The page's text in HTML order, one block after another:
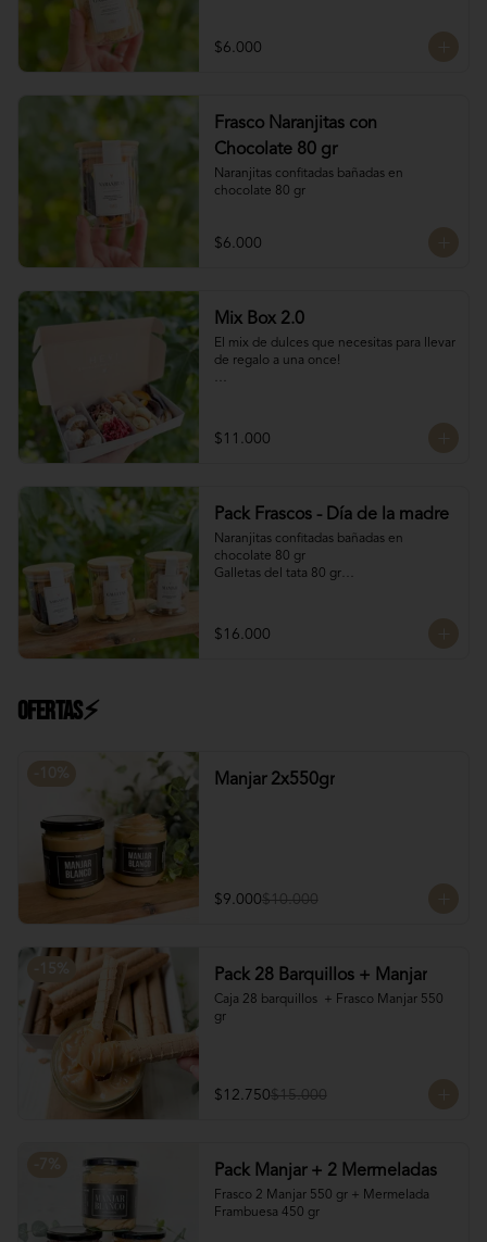
$6.000
Frasco Naranjitas con
Chocolate 80 gr
Naranjitas confitadas bañadas en
chocolate 80 gr
$6.000
Mix Box 2.0
El mix de dulces que necesitas para llevar
de regalo a una once!
4 Rocas Suizas by @mun_cl: Mix de frutos
secos bañados en chocolate francés
$11.000
Pack Frascos - Día de la madre
Naranjitas confitadas bañadas en
chocolate 80 gr
Galletas del tata 80 gr
$16.000
Ofertas⚡
Manjar 2x550gr
$9.000$10.000
Pack 28 Barquillos + Manjar
Caja 28 barquillos  + Frasco Manjar 550
gr
$12.750$15.000
Pack Manjar + 2 Mermeladas
Frasco 2 Manjar 550 gr + Mermelada
Frambuesa 450 gr